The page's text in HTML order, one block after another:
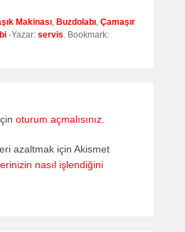
Makinası, Buzdolabı, Çamaşır
-Yazar: servis. Bookmark:
oturum açmalısınız
azaltmak için Akismet
nasıl işlendiğini